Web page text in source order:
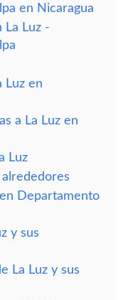
en Nicaragua
La Luz -
Luz en
a La Luz en
Luz
alrededores
Departamento
y sus
La Luz y sus